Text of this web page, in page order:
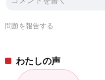
問題を報告する
わたしの声